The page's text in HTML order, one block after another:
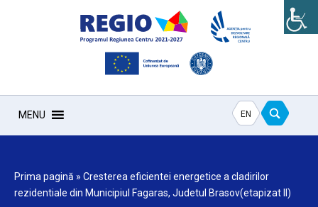
MENU EN
Prima pagină » Cresterea eficientei energetice a cladirilor
rezidentiale din Municipiul Fagaras, Judetul Brasov(etapizat II)